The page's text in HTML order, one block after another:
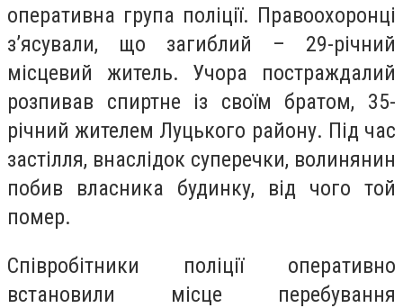
оперативна група поліції. Правоохоронці
з’ясували, що загиблий – 29-річний
місцевий житель. Учора постраждалий
розпивав спиртне із своїм братом, 35-
річний жителем Луцького району. Під час
застілля, внаслідок суперечки, волинянин
побив власника будинку, від чого той
помер.
Співробітники поліції оперативно
встановили місце перебування